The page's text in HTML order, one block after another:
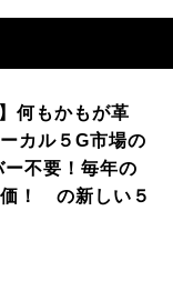
何もかもが革
カル５G市場の
不要！毎年の
価！ の新しい５